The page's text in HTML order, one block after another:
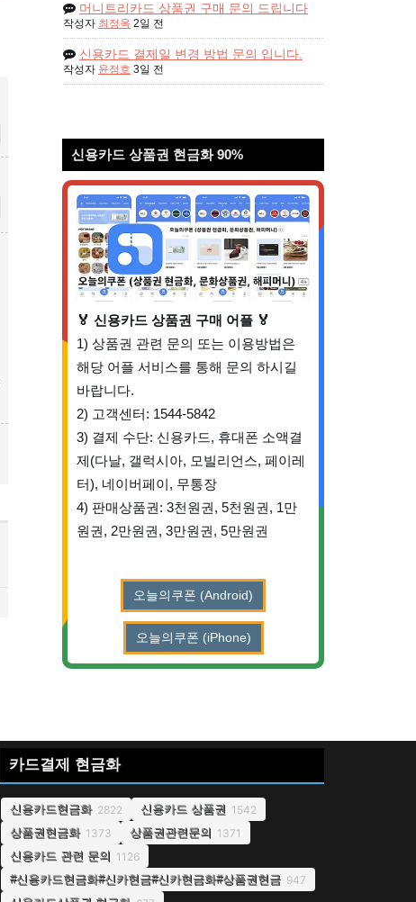
머니트리카드 상품권 구매 문의 드립니다
작성자 최정옥 2일 전
신용카드 결제일 변경 방법 문의 입니다.
작성자 윤정호 3일 전
신용카드 상품권 현금화 90%
🏅 신용카드 상품권 구매 어플 🏅
1) 상품권 관련 문의 또는 이용방법은
해당 어플 서비스를 통해 문의 하시길
바랍니다.
2) 고객센터: 1544-5842
3) 결제 수단: 신용카드, 휴대폰 소액결
제(다날, 갤럭시아, 모빌리언스, 페이레
터), 네이버페이, 무통장
4) 판매상품권: 3천원권, 5천원권, 1만
원권, 2만원권, 3만원권, 5만원권
오늘의쿠폰 (Android)
오늘의쿠폰 (iPhone)
카드결제 현금화
신용카드현금화 2822 신용카드 상품권 1542
상품권현금화 1373 상품권관련문의 1371
신용카드 관련 문의 1126
#신용카드현금화#신카현금#신카현금화#상품권현금 947